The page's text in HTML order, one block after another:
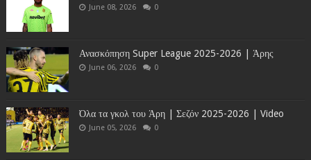
June 08, 2026 0
Ανασκόπηση Super League 2025-2026 | Άρης
June 06, 2026 0
Όλα τα γκολ του Άρη | Σεζόν 2025-2026 | Video
June 05, 2026 0